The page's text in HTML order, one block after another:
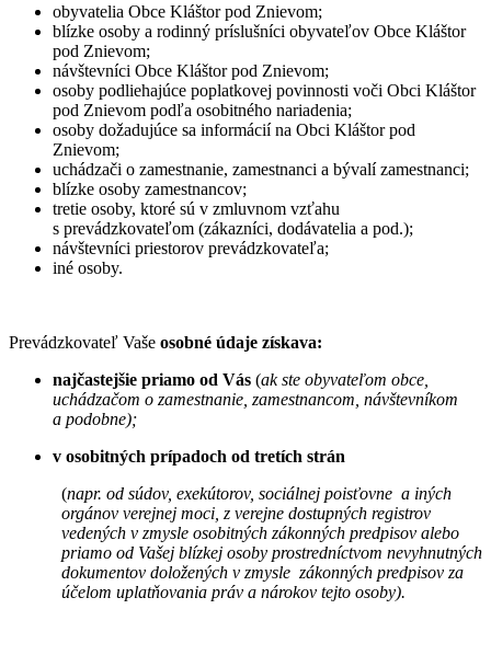
obyvatelia Obce Kláštor pod Znievom;
blízke osoby a rodinný príslušníci obyvateľov Obce Kláštor
pod Znievom;
návštevníci Obce Kláštor pod Znievom;
osoby podliehajúce poplatkovej povinnosti voči Obci Kláštor
pod Znievom podľa osobitného nariadenia;
osoby dožadujúce sa informácií na Obci Kláštor pod
Znievom;
uchádzači o zamestnanie, zamestnanci a bývalí zamestnanci;
blízke osoby zamestnancov;
tretie osoby, ktoré sú v zmluvnom vzťahu
s prevádzkovateľom (zákazníci, dodávatelia a pod.);
návštevníci priestorov prevádzkovateľa;
iné osoby.
Prevádzkovateľ Vaše osobné údaje získava:
najčastejšie priamo od Vás (ak ste obyvateľom obce,
uchádzačom o zamestnanie, zamestnancom, návštevníkom
a podobne);
v osobitných prípadoch od tretích strán
(napr. od súdov, exekútorov, sociálnej poisťovne a iných
orgánov verejnej moci, z verejne dostupných registrov
vedených v zmysle osobitných zákonných predpisov alebo
priamo od Vašej blízkej osoby prostredníctvom nevyhnutných
dokumentov doložených v zmysle zákonných predpisov za
účelom uplatňovania práv a nárokov tejto osoby).